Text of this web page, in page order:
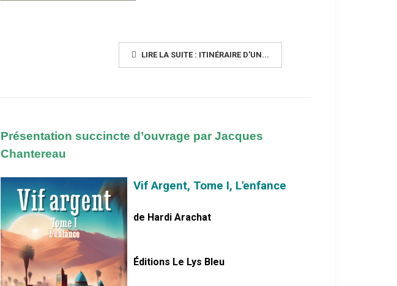
LIRE LA SUITE : ITINÉRAIRE D'UN...
Présentation succincte d’ouvrage par Jacques
Chantereau
Vif Argent, Tome I, L'enfance
de Hardi Arachat
Éditions Le Lys Bleu